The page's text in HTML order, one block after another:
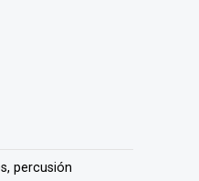
percusión